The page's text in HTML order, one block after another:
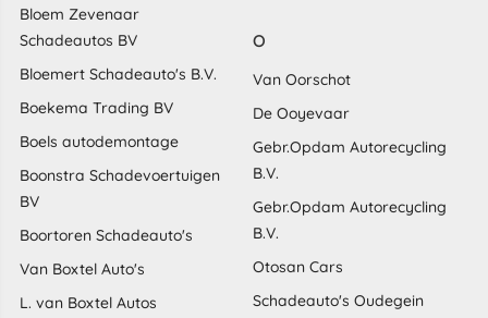
Bloem Zevenaar
Schadeautos BV
Bloemert Schadeauto's B.V.
Boekema Trading BV
Boels autodemontage
Boonstra Schadevoertuigen
BV
Boortoren Schadeauto's
Van Boxtel Auto's
L. van Boxtel Autos
O
Van Oorschot
De Ooyevaar
Gebr.Opdam Autorecycling
B.V.
Gebr.Opdam Autorecycling
B.V.
Otosan Cars
Schadeauto's Oudegein